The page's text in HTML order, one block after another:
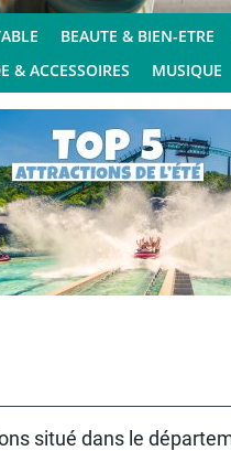
BEAUTE & BIEN-ETRE
& ACCESSOIRES MUSIQUE
situé dans le